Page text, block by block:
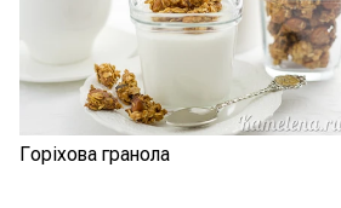
Горіхова гранола